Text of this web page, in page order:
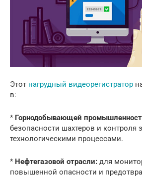
Этот нагрудный видеорегистратор
в:
* Горнодобывающей
безопасности шахтеров и контроля
технологическими процессами.
* Нефтегазовой отрасли: для
повышенной опасности и